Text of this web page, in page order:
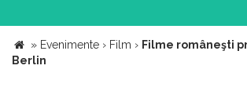
» Evenimente › Film › Filme româneşti
Berlin